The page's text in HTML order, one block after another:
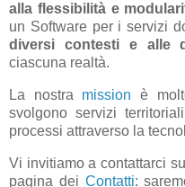
alla flessibilità e
un Software per i servizi
diversi contesti e alle
ciascuna realtà.
La nostra mission è
svolgono servizi
processi attraverso la
Vi invitiamo a contattarci
pagina dei Contatti: